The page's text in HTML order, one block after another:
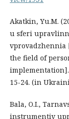
Akatkin, Yu.M.
u sferi
the field of
implementation].
15-24. (in
Bala, O.I.,
instrumentiv